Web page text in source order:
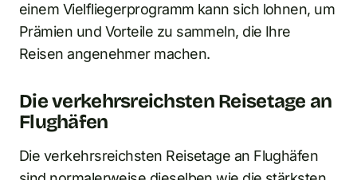
einem Vielfliegerprogramm kann sich lohnen, um
Prämien und Vorteile zu sammeln, die Ihre
Reisen angenehmer machen.
Die verkehrsreichsten Reisetage an
Flughäfen
Die verkehrsreichsten Reisetage an Flughäfen